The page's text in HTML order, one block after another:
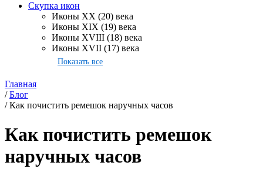
Скупка икон
Иконы XX (20) века
Иконы XIX (19) века
Иконы XVIII (18) века
Иконы XVII (17) века
Показать все
Главная
/Блог
/Как почистить ремешок наручных часов
Как почистить ремешок
наручных часов